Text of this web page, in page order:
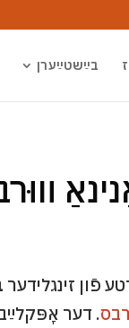
בײַשטײַערן
. דער אָפּקלײַב